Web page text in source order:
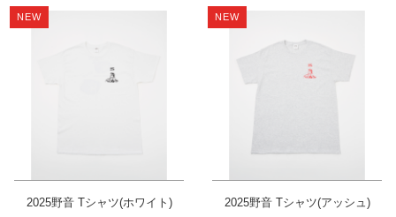
NEW
2025野音 Tシャツ(ホワイト)
NEW
2025野音 Tシャツ(アッシュ)